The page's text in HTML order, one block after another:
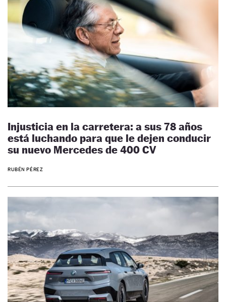
Injusticia en la carretera: a sus 78 años
está luchando para que le dejen conducir
su nuevo Mercedes de 400 CV
RUBÉN PÉREZ